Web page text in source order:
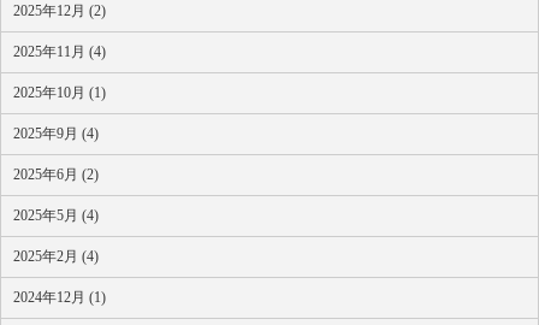
2025年12月 (2)
2025年11月 (4)
2025年10月 (1)
2025年9月 (4)
2025年6月 (2)
2025年5月 (4)
2025年2月 (4)
2024年12月 (1)